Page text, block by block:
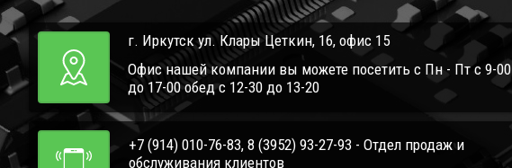
г. Иркутск ул. Клары Цеткин, 16, офис 15
Офис нашей компании вы можете посетить с Пн - Пт с 9-00
до 17-00 обед с 12-30 до 13-20
+7 (914) 010-76-83, 8 (3952) 93-27-93 - Отдел продаж и
обслуживания клиентов